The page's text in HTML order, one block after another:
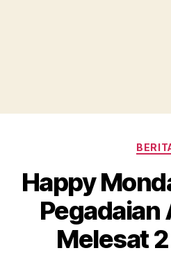
Happy
Pegadaian
Melesat